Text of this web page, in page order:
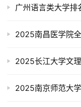
广州语言类大学排
2025南昌医学院
2025长江大学文
2025南京师范大